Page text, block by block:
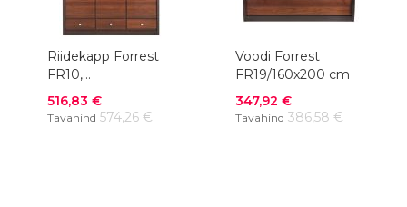
Riidekapp Forrest
FR10,
152,7x57,5xK200,4 cm
Soodushind
516,83 €
Tavahind 574,26 €
Voodi Forrest
FR19/160x200 cm
Soodushind
347,92 €
Tavahind 386,58 €